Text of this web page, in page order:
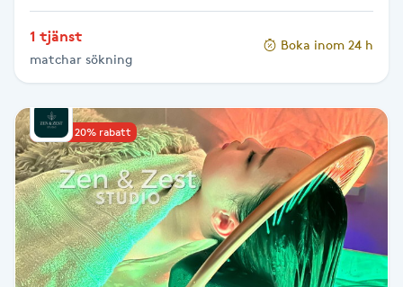
Idrottsmassage
IPL
IPL hårborttagning
IR-massage
J
Japansk massage
K
1 tjänst
matchar sökning
Boka inom 24 h
Upp till 20% rabatt